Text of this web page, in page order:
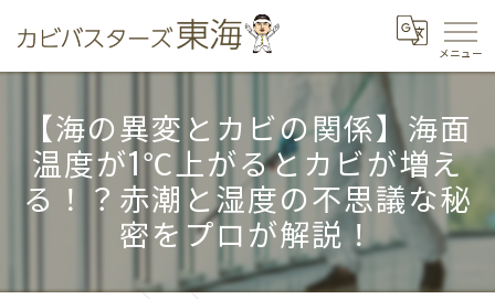
【海の異変とカビの関係】海面
温度が1℃上がるとカビが増え
る！？赤潮と湿度の不思議な秘
密をプロが解説！